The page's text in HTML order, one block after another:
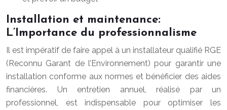
Installation et maintenance:
L’Importance du professionnalisme
Il est impératif de faire appel à un installateur qualifié RGE
(Reconnu Garant de l’Environnement) pour garantir une
installation conforme aux normes et bénéficier des aides
financières. Un entretien annuel, réalisé par un
professionnel, est indispensable pour optimiser les